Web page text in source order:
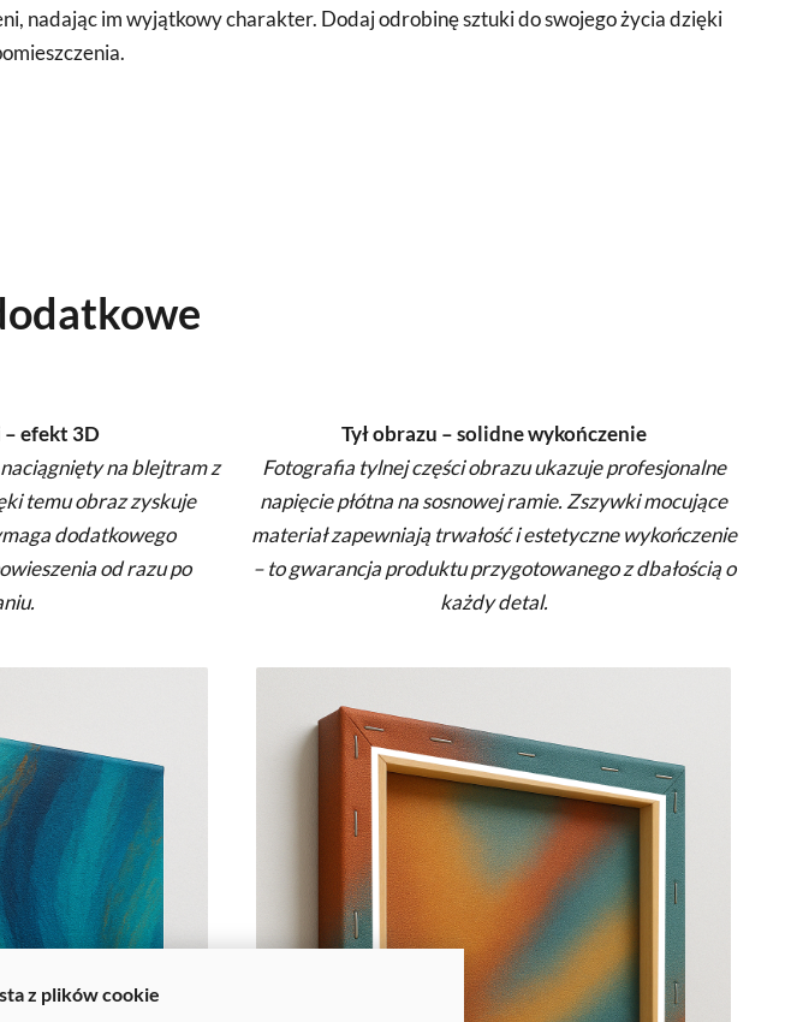
nadając im wyjątkowy charakter. Dodaj odrobinę sztuki do swojego życia dzięki
– efekt 3D
na blejtram z
temu obraz zyskuje
dodatkowego
od razu po
Tył obrazu – solidne wykończenie
Fotografia tylnej części obrazu ukazuje profesjonalne
napięcie płótna na sosnowej ramie. Zszywki mocujące
materiał zapewniają trwałość i estetyczne wykończenie
– to gwarancja produktu przygotowanego z dbałością o
każdy detal.
z plików cookie